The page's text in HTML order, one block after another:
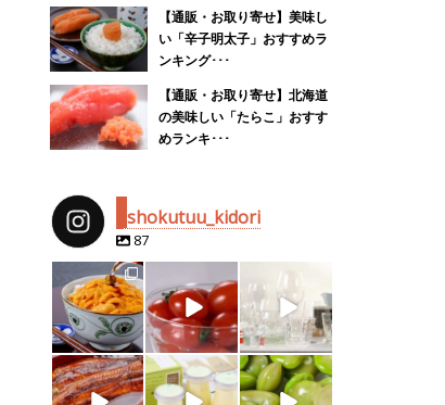
【通販・お取り寄せ】美味し
い「辛子明太子」おすすめラ
ンキング･･･
【通販・お取り寄せ】北海道
の美味しい「たらこ」おすす
めランキ･･･
shokutuu_kidori
87
shokutuu_kidor
i
4月 25
i
2月 14
2月 13
shokutuu_kidor
i
shokutuu_kidor
i
shokutuu_kidor
i